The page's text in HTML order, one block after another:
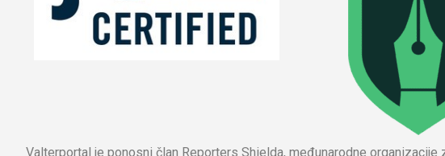
Valterportal je ponosni član Reporters Shielda, međunarodne organizacije